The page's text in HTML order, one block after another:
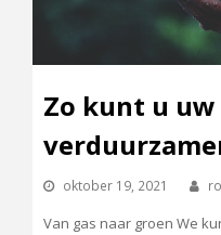
Zo kunt u
oktober 19, 2021
Van gas naar groen We